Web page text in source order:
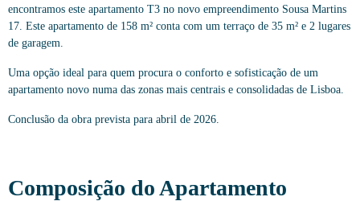
encontramos este apartamento T3 no novo empreendimento Sousa Martins
17. Este apartamento de 158 m² conta com um terraço de 35 m² e 2 lugares
de garagem.
Uma opção ideal para quem procura o conforto e sofisticação de um
apartamento novo numa das zonas mais centrais e consolidadas de Lisboa.
Conclusão da obra prevista para abril de 2026.
Composição do Apartamento